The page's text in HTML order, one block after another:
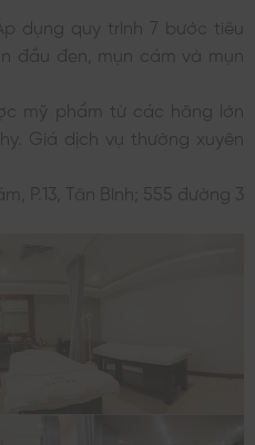
dụng quy trình 7 bước tiêu
đầu đen, mụn cám và mụn
mỹ phẩm từ các hãng lớn
Giá dịch vụ thường xuyên
P.13, Tân Bình; 555 đường 3